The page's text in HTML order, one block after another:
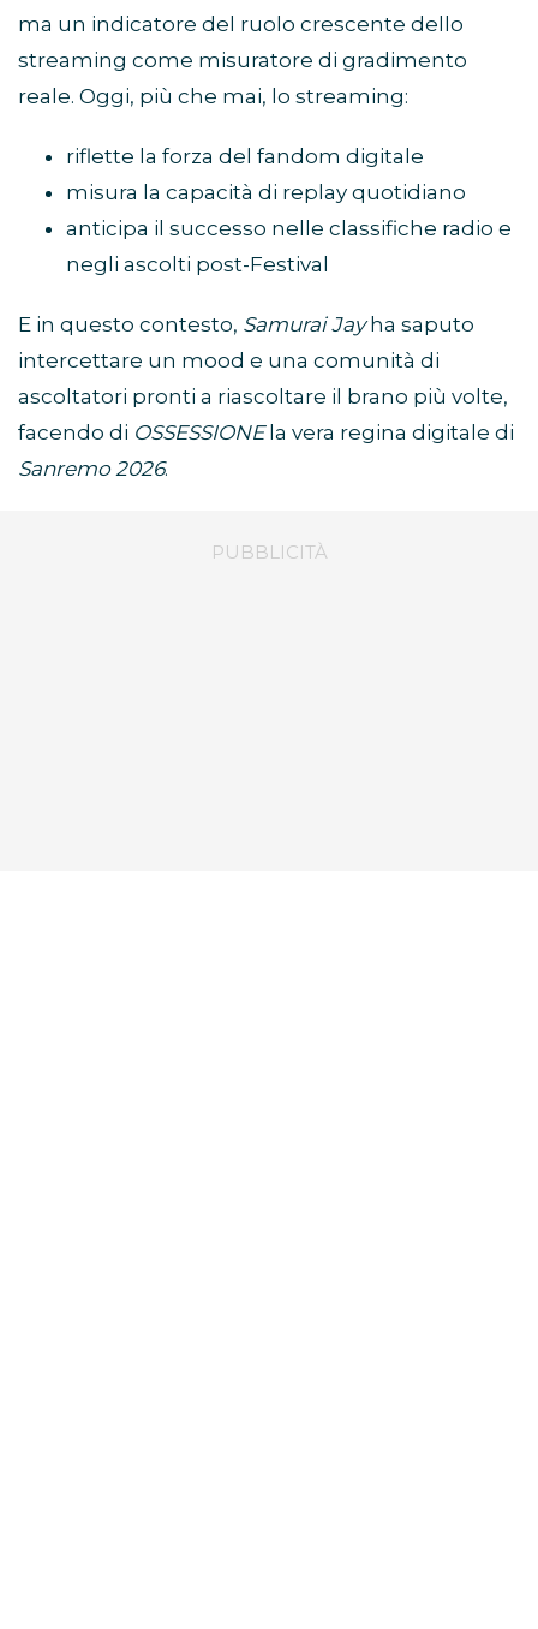
ma un indicatore del ruolo crescente dello
streaming come misuratore di gradimento
reale. Oggi, più che mai, lo streaming:
riflette la forza del fandom digitale
misura la capacità di replay quotidiano
anticipa il successo nelle classifiche radio e
negli ascolti post-Festival
E in questo contesto, Samurai Jayha saputo
intercettare un mood e una comunità di
ascoltatori pronti a riascoltare il brano più volte,
facendo di OSSESSIONEla vera regina digitale di
Sanremo 2026.